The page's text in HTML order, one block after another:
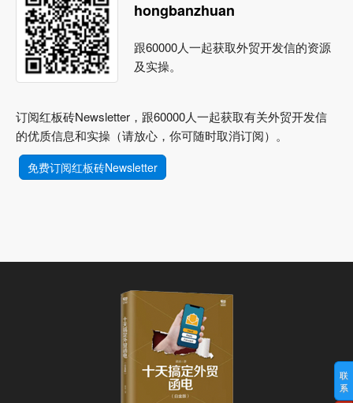
hongbanzhuan
跟60000人一起获取外贸开发信的资源
及实操。
订阅红板砖Newsletter，跟60000人一起获取有关外贸开发信
的优质信息和实操（请放心，你可随时取消订阅）。
免费订阅红板砖Newsletter
联
系